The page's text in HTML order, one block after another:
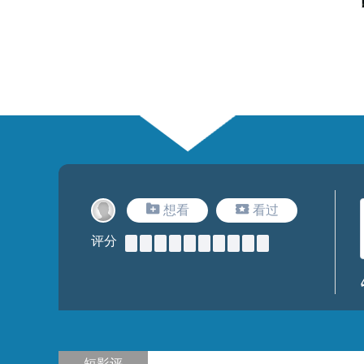
想看 看过
评分